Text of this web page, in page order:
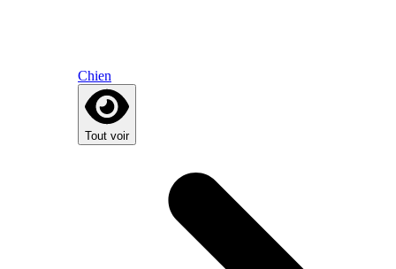
Chien
Tout voir